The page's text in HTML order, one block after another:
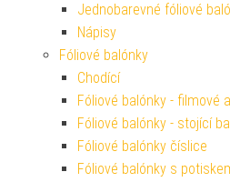
Jednobarevné fóliové
Nápisy
Fóliové balónky
Chodící
Fóliové balónky - filmové
Fóliové balónky - stojící
Fóliové balónky číslice
Fóliové balónky s